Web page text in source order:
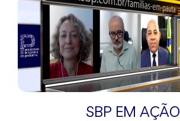
SBP EM AÇÃO